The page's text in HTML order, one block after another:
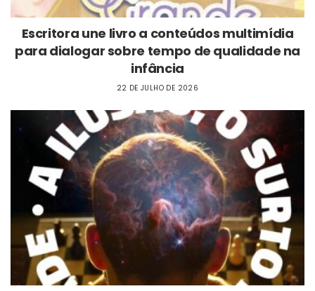
Escritora une livro a conteúdos multimídia
para dialogar sobre tempo de qualidade na
infância
22 DE JULHO DE 2026